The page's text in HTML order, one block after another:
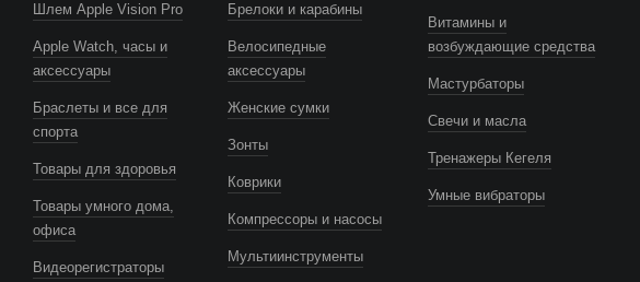
Шлем Apple Vision Pro
Apple Watch, часы и
аксессуары
Браслеты и все для
спорта
Товары для здоровья
Товары умного дома,
офиса
Видеорегистраторы
Брелоки и карабины
Велосипедные
аксессуары
Женские сумки
Зонты
Коврики
Компрессоры и насосы
Мультиинструменты
Витамины и
возбуждающие средства
Мастурбаторы
Свечи и масла
Тренажеры Кегеля
Умные вибраторы